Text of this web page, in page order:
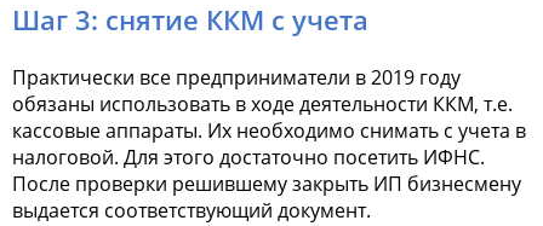
Шаг 3: снятие ККМ с учета
Практически все предприниматели в 2019 году
обязаны использовать в ходе деятельности ККМ, т.е.
кассовые аппараты. Их необходимо снимать с учета в
налоговой. Для этого достаточно посетить ИФНС.
После проверки решившему закрыть ИП бизнесмену
выдается соответствующий документ.